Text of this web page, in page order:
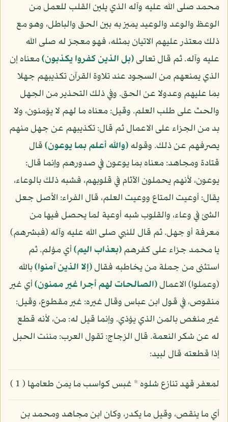
محمد صلى الله عليه وآله الذي يلين القلب للعمل من
الوعظ والوعد والوعيد يميز به بين الحق والباطل، وهو مع
ذلك معتذر عليهم الاتيان بمثله، فهو معجز له صلى الله
عليه وآله. ثم قال تعالى(بل الذين كفروا يكذبون)معناه إن
الذي يمنعهم من السجود عند تلاوة القرآن تكذيبهم جهلا
بما عليهم وعدولا عن الحق. وفي ذلك التحذير من الجهل
والحث على طلب العلم. وقيل: معناه ما لهم لا يؤمنون، ولا
بد من الجزاء على الاعمال ثم قال: تكذيبهم عن جهل منهم
يصرفهم عن ذلك. وقوله(والله أعلم بما يوعون)قال
قتادة ومجاهد: معناه بما يوعون في صدورهم وإنما قال:
يوعون، لأنهم يحملون الآثام في قلوبهم، فشبه ذلك بالوعاء،
يقال: أوعيت المتاع ووعيت العلم، قال الفراء: الأصل جعل
الشئ في وعاء، والقلوب شبه أوعية لما يحصل فيها من
معرفة أو جهل. ثم قال للنبي صلى الله عليه وآله (فبشرهم)
يا محمد جزاء على كفرهم(بعذاب اليم)أي مؤلم. ثم
استثنى من جملة من يخاطبه فقال(إلا الذين آمنوا)بالله
(وعملوا) الاعمال(الصالحات لهم أجرا غير ممنون)أي غير
منقوص، في قول ابن عباس وقال غيره: غير مقطوع، وقيل:
غير منغص بالمن الذي يؤذي. وإنما قيل له: من، لأنه قطع
له عن شكر النعمة. قال الزجاج: تقول العرب: مننت الحبل
إذا قطعته قال لبيد:
لمعفر قهد تنازع شلوه * غبس كواسب ما يمن طعامها ( 1 )
أي ما ينقص، وقيل ما يكدر، وكان ابن مجاهد ومحمد بن